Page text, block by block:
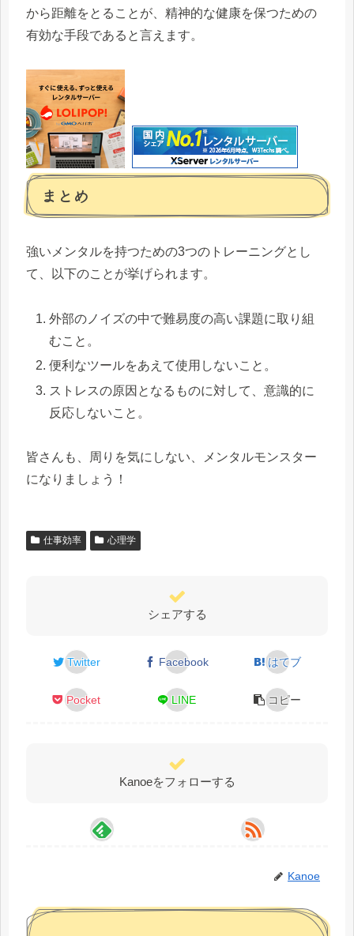
から距離をとることが、精神的な健康を保つための
有効な手段であると言えます。
まとめ
強いメンタルを持つための3つのトレーニングとし
て、以下のことが挙げられます。
外部のノイズの中で難易度の高い課題に取り組
むこと。
便利なツールをあえて使用しないこと。
ストレスの原因となるものに対して、意識的に
反応しないこと。
皆さんも、周りを気にしない、メンタルモンスター
になりましょう！
仕事効率 心理学
シェアする
Twitter Facebook はてブ
Pocket LINE コピー
Kanoeをフォローする
Kanoe